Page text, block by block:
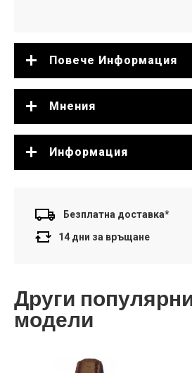
Повече Информация
Мнения
Информация
Безплатна доставка*
14 дни за връщане
Други
модели